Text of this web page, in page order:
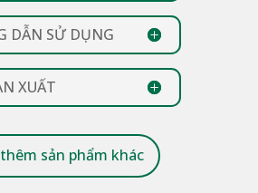
DẪN SỬ DỤNG
XUẤT
sản phẩm khác